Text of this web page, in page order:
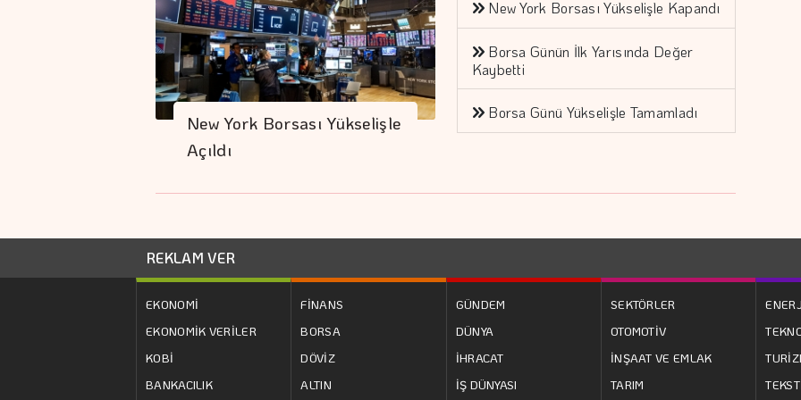
New York Borsası Yükselişle
Açıldı
New York Borsası Yükselişle Kapandı
Borsa Günün İlk Yarısında Değer
Kaybetti
Borsa Günü Yükselişle Tamamladı
REKLAM VER
EKONOMİ
EKONOMİK VERİLER
KOBİ
BANKACILIK
FİNANS
BORSA
DÖVİZ
ALTIN
GÜNDEM
DÜNYA
İHRACAT
İŞ DÜNYASI
SEKTÖRLER
OTOMOTİV
İNŞAAT VE EMLAK
TARIM